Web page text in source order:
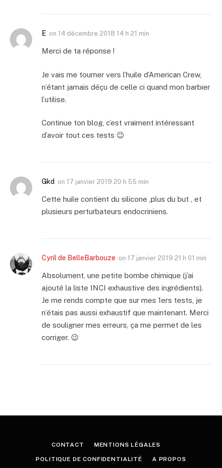
E on 14 décembre 2018 14 h 21 min
Merci de ta réponse !
Je vais me tourner vers l’huile d’American Crew,
n’étant jamais déçu de celle ci quand mon barbier
l’utilise.
Continue ton blog, c’est vraiment intéressant
d’avoir tout ces tests 😉
Gkd on 17 janvier 2019 20 h 55 min
Cette huile contient du silicone ,plus du but , et
plusieurs perturbateurs endocriniens.
Cyril de BelleBarbouze on 17 janvier 2019 21 h 01 min
Absolument, une petite bombe chimique (j’ai
ajouté la liste INCI exhaustive des ingrédients).
Je me rends compte que sur mes 1ers tests, je
n’étais pas aussi exhaustif que maintenant. Merci
de souligner mes erreurs, ça me permet de les
corriger. 😉
CONTACT MENTIONS LÉGALES
POLITIQUE DE CONFIDENTIALITÉ A PROPOS